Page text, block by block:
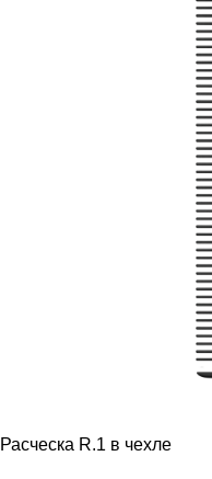
Расческа R.1 в чехле